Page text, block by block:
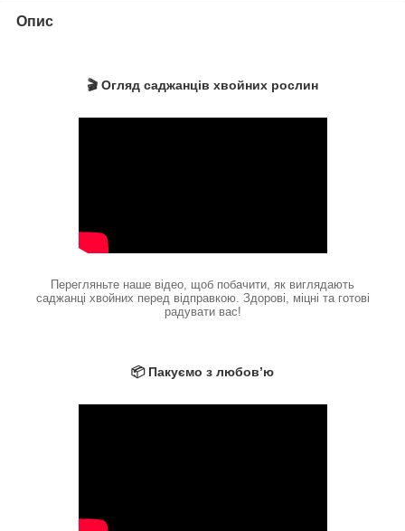
Опис
🎬 Огляд саджанців хвойних рослин
Перегляньте наше відео, щоб побачити, як виглядають
саджанці хвойних перед відправкою. Здорові, міцні та готові
радувати вас!
📦 Пакуємо з любов’ю